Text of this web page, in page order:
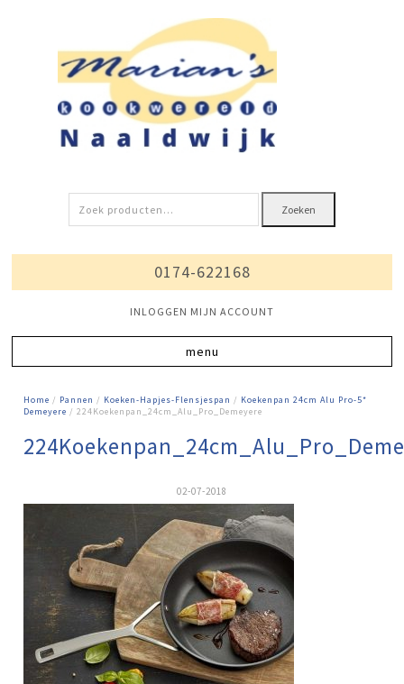
Zoeken
naar:
Zoeken
0174-622168
INLOGGEN MIJN ACCOUNT
Home / Pannen / Koeken-Hapjes-Flensjespan / Koekenpan 24cm Alu Pro-5*
Demeyere / 224Koekenpan_24cm_Alu_Pro_Demeyere
02-07-2018